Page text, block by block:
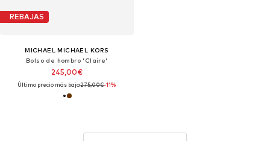
REBAJAS
MICHAEL MICHAEL KORS
Bolso de hombro 'Claire'
245,00€
Último precio más bajo:275,00€-11%